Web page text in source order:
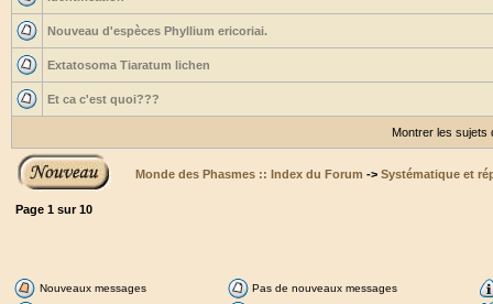
Nouveau d'espèces Phyllium ericoriai.
Extatosoma Tiaratum lichen
Et ca c'est quoi???
Montrer les sujets
Monde des Phasmes :: Index du Forum -> Systématique et
Page 1 sur10
Nouveaux messages
Pas de nouveaux messages